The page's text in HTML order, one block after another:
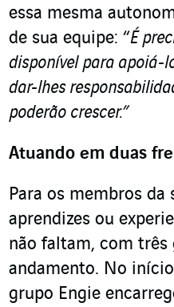
essa mesma
de sua equipe: “É
disponível para apoiá-
dar-lhes
poderão crescer.”
Atuando em duas
Para os membros da
aprendizes ou
não faltam, com três
andamento. No
grupo Engie